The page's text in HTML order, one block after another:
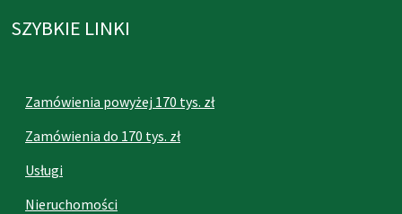
SZYBKIE LINKI
Zamówienia powyżej 170 tys. zł
Zamówienia do 170 tys. zł
Usługi
Nieruchomości